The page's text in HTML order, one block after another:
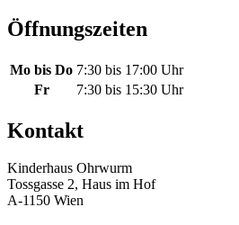
Öffnungszeiten
Mo bis Do 7:30 bis 17:00 Uhr
Fr
7:30 bis 15:30 Uhr
Kontakt
Kinderhaus Ohrwurm
Tossgasse 2, Haus im Hof
A-1150 Wien